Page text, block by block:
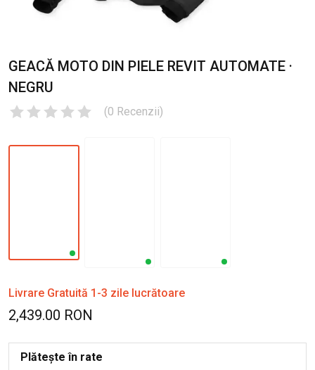
GEACĂ MOTO DIN PIELE REVIT AUTOMATE ·
NEGRU
(0 Recenzii)
Livrare Gratuită 1-3 zile lucrătoare
2,439.00 RON
Plătește în rate